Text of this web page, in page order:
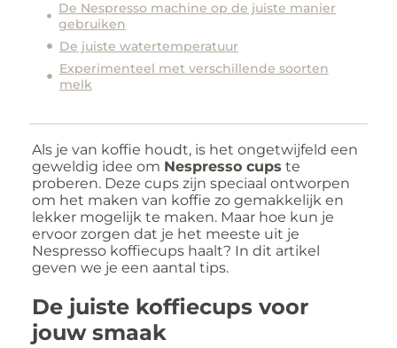
De Nespresso machine op de juiste manier
gebruiken
De juiste watertemperatuur
Experimenteel met verschillende soorten
melk
Als je van koffie houdt, is het ongetwijfeld een
geweldig idee om Nespresso cups te
proberen. Deze cups zijn speciaal ontworpen
om het maken van koffie zo gemakkelijk en
lekker mogelijk te maken. Maar hoe kun je
ervoor zorgen dat je het meeste uit je
Nespresso koffiecups haalt? In dit artikel
geven we je een aantal tips.
De juiste koffiecups voor
jouw smaak